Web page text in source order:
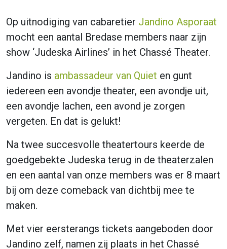
Op uitnodiging van cabaretier Jandino Asporaat
mocht een aantal Bredase members naar zijn
show ‘Judeska Airlines’ in het Chassé Theater.
Jandino is ambassadeur van Quiet en gunt
iedereen een avondje theater, een avondje uit,
een avondje lachen, een avond je zorgen
vergeten. En dat is gelukt!
Na twee succesvolle theatertours keerde de
goedgebekte Judeska terug in de theaterzalen
en een aantal van onze members was er 8 maart
bij om deze comeback van dichtbij mee te
maken.
Met vier eersterangs tickets aangeboden door
Jandino zelf, namen zij plaats in het Chassé